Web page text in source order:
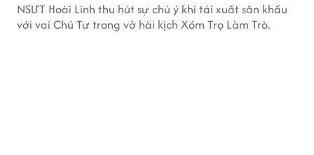
NSƯT Hoài Linh thu hút sự chú ý khi tái xuất sân khấu
với vai Chú Tư trong vở hài kịch Xóm Trọ Làm Trò.